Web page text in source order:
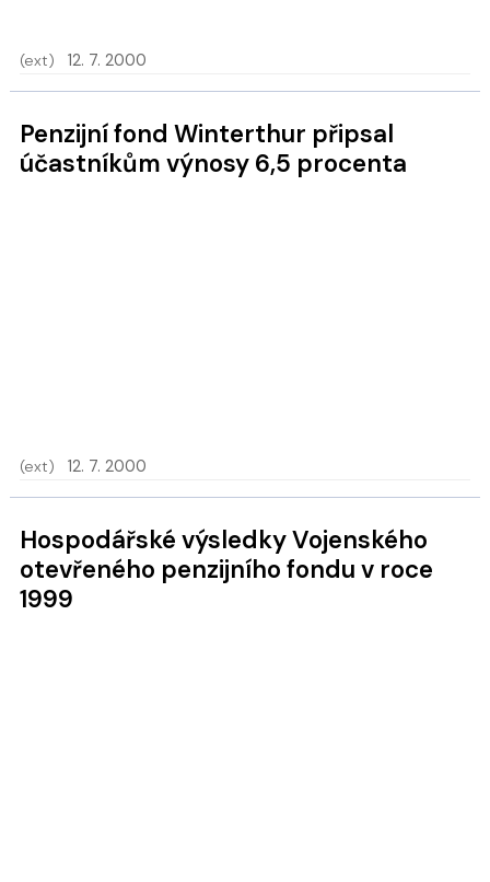
(ext) 12. 7. 2000
Penzijní fond Winterthur připsal
účastníkům výnosy 6,5 procenta
(ext) 12. 7. 2000
Hospodářské výsledky Vojenského
otevřeného penzijního fondu v roce
1999